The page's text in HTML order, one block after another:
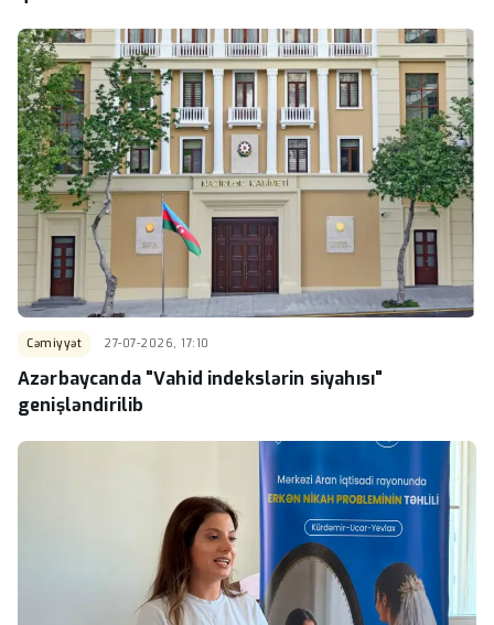
Cəmiyyət 27-07-2026, 17:10
Azərbaycanda "Vahid indekslərin siyahısı"
genişləndirilib